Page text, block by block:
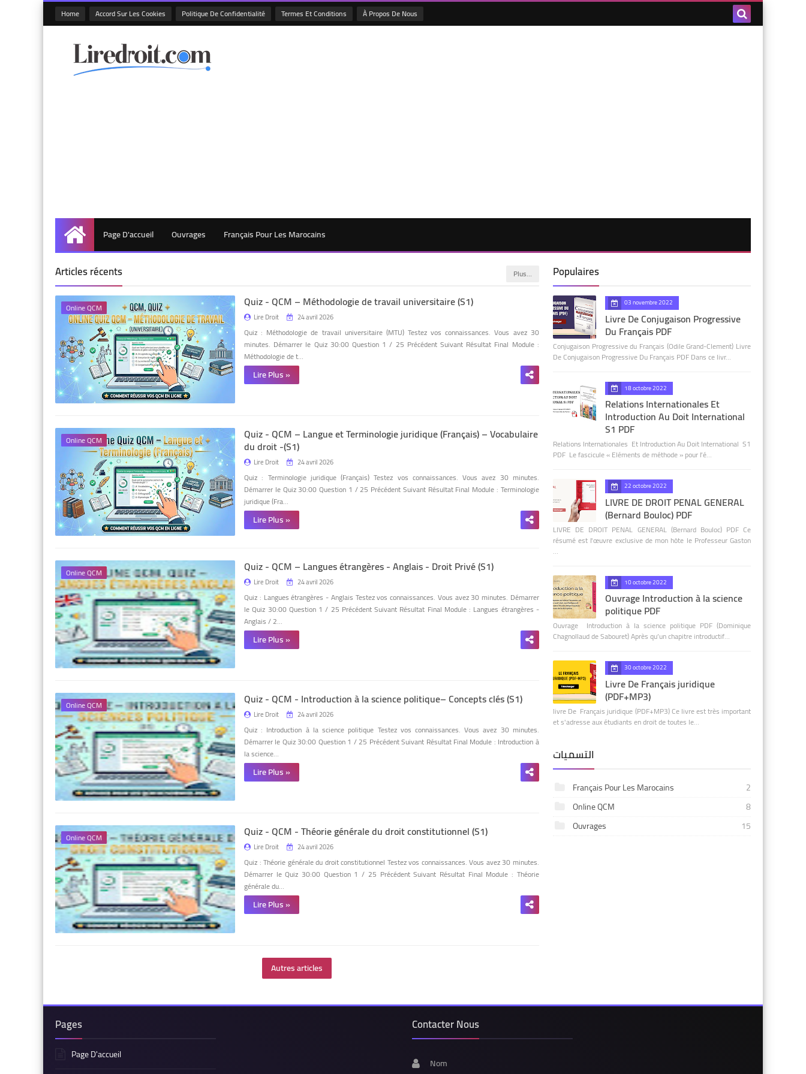
Home Accord Sur Les Cookies Politique De Confidentialité Termes Et Conditions À Propos De Nous
Accueil
Page D'accueil Ouvrages Français Pour Les Marocains
Articles récents Plus…
Online QCM Quiz - QCM – Méthodologie de travail universitaire (S1)
Lire Droit 24 avril 2026
Quiz : Méthodologie de travail universitaire (MTU) Testez vos connaissances. Vous avez 30
minutes. Démarrer le Quiz 30:00 Question 1 / 25 Précédent Suivant Résultat Final Module :
Méthodologie de t…
Lire Plus »
Online QCM Quiz - QCM – Langue et Terminologie juridique (Français) – Vocabulaire
du droit -(S1)
Lire Droit 24 avril 2026
Quiz : Terminologie juridique (Français) Testez vos connaissances. Vous avez 30 minutes.
Démarrer le Quiz 30:00 Question 1 / 25 Précédent Suivant Résultat Final Module : Terminologie
juridique (Fra…
Lire Plus »
Online QCM Quiz - QCM – Langues étrangères - Anglais - Droit Privé (S1)
Lire Droit 24 avril 2026
Quiz : Langues étrangères - Anglais Testez vos connaissances. Vous avez 30 minutes. Démarrer
le Quiz 30:00 Question 1 / 25 Précédent Suivant Résultat Final Module : Langues étrangères -
Anglais / 2…
Lire Plus »
Online QCM Quiz - QCM - Introduction à la science politique– Concepts clés (S1)
Lire Droit 24 avril 2026
Quiz : Introduction à la science politique Testez vos connaissances. Vous avez 30 minutes.
Démarrer le Quiz 30:00 Question 1 / 25 Précédent Suivant Résultat Final Module : Introduction à
la science…
Lire Plus »
Online QCM Quiz - QCM - Théorie générale du droit constitutionnel (S1)
Lire Droit 24 avril 2026
Quiz : Théorie générale du droit constitutionnel Testez vos connaissances. Vous avez 30 minutes.
Démarrer le Quiz 30:00 Question 1 / 25 Précédent Suivant Résultat Final Module : Théorie
générale du…
Lire Plus »
Autres articles
Populaires
03 novembre 2022
Livre De Conjugaison Progressive
Du Français PDF
Conjugaison Progressive du Français (Odile Grand-Clement) Livre
De Conjugaison Progressive Du Français PDF Dans ce livr…
18 octobre 2022
Relations Internationales Et
Introduction Au Doit International
S1 PDF
Relations Internationales Et Introduction Au Doit International S1
PDF Le fascicule « Eléments de méthode » pour l’é…
22 octobre 2022
LIVRE DE DROIT PENAL GENERAL
(Bernard Bouloc) PDF
LIVRE DE DROIT PENAL GENERAL (Bernard Bouloc) PDF Ce
résumé est l'œuvre exclusive de mon hôte le Professeur Gaston
…
10 octobre 2022
Ouvrage Introduction à la science
politique PDF
Ouvrage Introduction à la science politique PDF (Dominique
Chagnollaud de Sabouret) Après qu’un chapitre introductif…
30 octobre 2022
Livre De Français juridique
(PDF+MP3)
livre De Français juridique (PDF+MP3) Ce livre est très important
et s'adresse aux étudiants en droit de toutes le…
التسميات
Français Pour Les Marocains
2
Online QCM
8
Ouvrages
15
Pages
Page D'accueil
Contacter Nous
Nom